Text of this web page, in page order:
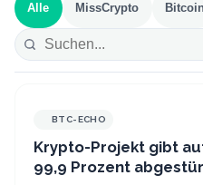
Alle MissCrypto
BTC-ECHO
Krypto-Projekt gibt
99,9 Prozent